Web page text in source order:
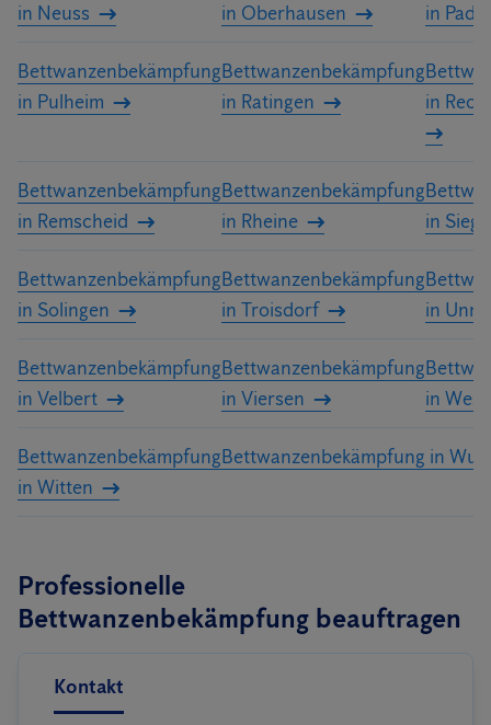
in Neuss
in Oberhausen
in
Bettwanzenbekämpfung
in Pulheim
Bettwanzenbekämpfung
in Ratingen
in
Bettwanzenbekämpfung
in Remscheid
Bettwanzenbekämpfung
in Rheine
in
Bettwanzenbekämpfung
in Solingen
Bettwanzenbekämpfung
in Troisdorf
in Unna
Bettwanzenbekämpfung
in Velbert
Bettwanzenbekämpfung
in Viersen
in
Bettwanzenbekämpfung
in Witten
Bettwanzenbekämpfung in
Professionelle
Bettwanzenbekämpfung beauftragen
Kontakt